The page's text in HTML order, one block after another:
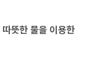
뜻한 물을 이용한